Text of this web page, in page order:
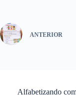
ANTERIOR
Alfabetizando